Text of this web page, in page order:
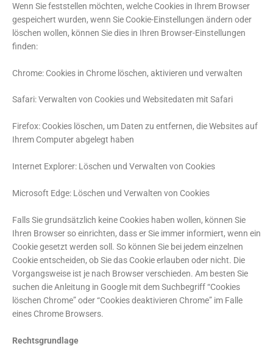
Wenn Sie feststellen möchten, welche Cookies in Ihrem Browser
gespeichert wurden, wenn Sie Cookie-Einstellungen ändern oder
löschen wollen, können Sie dies in Ihren Browser-Einstellungen
finden:
Chrome: Cookies in Chrome löschen, aktivieren und verwalten
Safari: Verwalten von Cookies und Websitedaten mit Safari
Firefox: Cookies löschen, um Daten zu entfernen, die Websites auf
Ihrem Computer abgelegt haben
Internet Explorer: Löschen und Verwalten von Cookies
Microsoft Edge: Löschen und Verwalten von Cookies
Falls Sie grundsätzlich keine Cookies haben wollen, können Sie
Ihren Browser so einrichten, dass er Sie immer informiert, wenn ein
Cookie gesetzt werden soll. So können Sie bei jedem einzelnen
Cookie entscheiden, ob Sie das Cookie erlauben oder nicht. Die
Vorgangsweise ist je nach Browser verschieden. Am besten Sie
suchen die Anleitung in Google mit dem Suchbegriff “Cookies
löschen Chrome” oder “Cookies deaktivieren Chrome” im Falle
eines Chrome Browsers.
Rechtsgrundlage